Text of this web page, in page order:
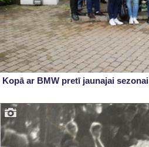
Kopā ar BMW pretī jaunajai sezonai